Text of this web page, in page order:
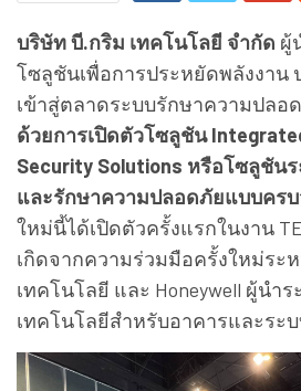
บริษัท บี.กริม เทคโนโลยี จำกัด ผู้
โซลูชันเพื่อการประหยัดพลังงาน
เข้าสู่ตลาดระบบรักษาความปลอ
ด้วยการเปิดตัวโซลูชัน
Security Solutions หรือโซลูชัน
และรักษาความปลอดภัยแบบครบ
ใหม่นี้ได้เปิดตัวครั้งแรกในงาน
เกิดจากความร่วมมือครั้งใหม่ระ
เทคโนโลยี และ Honeywell ผู้นำ
เทคโนโลยีสำหรับอาคารและระ